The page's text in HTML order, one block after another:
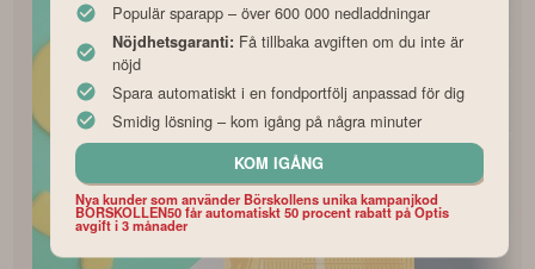
Populär sparapp – över 600 000 nedladdningar
Nöjdhetsgaranti: Få tillbaka avgiften om du inte är
nöjd
Spara automatiskt i en fondportfölj anpassad för dig
Smidig lösning – kom igång på några minuter
KOM IGÅNG
Nya kunder som använder Börskollens unika kampanjkod
BORSKOLLEN50 får automatiskt 50 procent rabatt på Optis
avgift i 3 månader